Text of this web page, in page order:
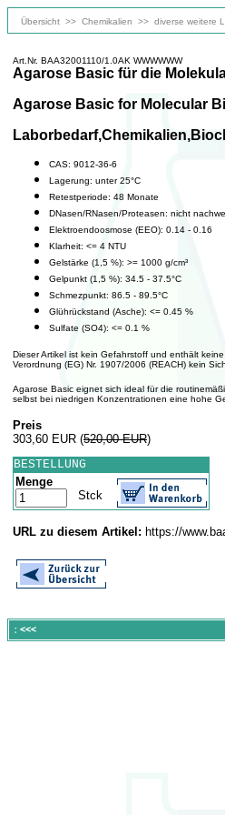
Übersicht >> Chemikalien >> diverse weitere
Art.Nr. BAA32001110/1.0AK WWWWWW
Agarose Basic für die
Agarose Basic for Molecular
CAS: 9012-36-6
Lagerung: unter 25°C
Retestperiode: 48 Monate
DNasen/RNasen/Proteasen: nicht
Elektroendoosmose (EEO): 0.14 - 0.16
Klarheit: <= 4 NTU
Gelstärke (1,5 %): >= 1000 g/cm³
Gelpunkt (1,5 %): 34.5 - 37.5°C
Schmezpunkt: 86.5 - 89.5°C
Glührückstand (Asche): <= 0.45 %
Sulfate (SO4): <= 0.1 %
Dieser Artikel ist kein Gefahrstoff und enthält
Verordnung (EG) Nr. 1907/2006 (REACH) kein
Agarose Basic eignet sich ideal für die
selbst bei niedrigen Konzentrationen eine hohe
Preis
303,60 EUR (520,00 EUR)
BESTELLUNG
Menge
Stck
URL zu diesem Artikel: https://